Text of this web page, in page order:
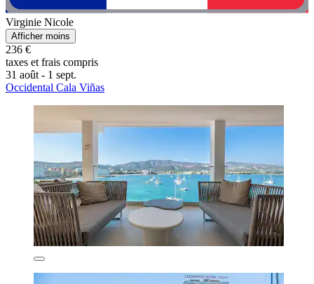
Virginie Nicole
Afficher moins
236 €
taxes et frais compris
31 août - 1 sept.
Occidental Cala Viñas